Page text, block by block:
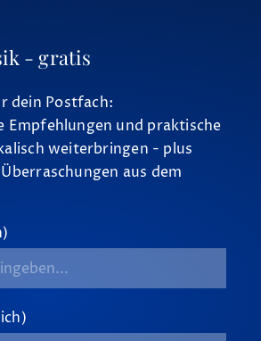
- gratis
dein Postfach:
Empfehlungen und praktische
weiterbringen - plus
aus dem